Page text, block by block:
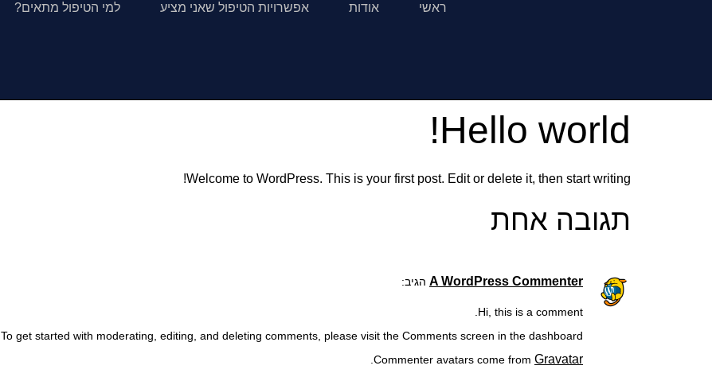
ראשי אודות אפשרויות הטיפול שאני מציע למי הטיפול מתאים?
Hello world!
Welcome to WordPress. This is your first post. Edit or delete it, then start writing!
תגובה אחת
A WordPress Commenter הגיב:
Hi, this is a comment.
To get started with moderating, editing, and deleting comments, please visit the Comments screen in the dashboard.
Commenter avatars come from Gravatar